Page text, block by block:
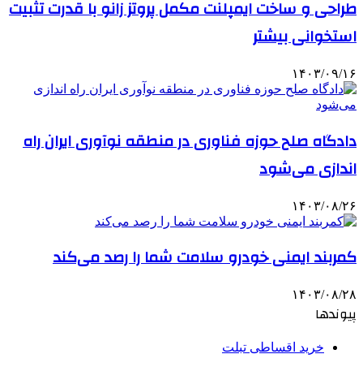
طراحی و ساخت ایمپلنت مکمل پروتز زانو با قدرت تثبیت
استخوانی بیشتر
۱۴۰۳/۰۹/۱۶
دادگاه صلح حوزه فناوری در منطقه نوآوری ایران راه
اندازی می‌شود
۱۴۰۳/۰۸/۲۶
کمربند ایمنی خودرو سلامت شما را رصد می‌کند
۱۴۰۳/۰۸/۲۸
پیوندها
خرید اقساطی تبلت